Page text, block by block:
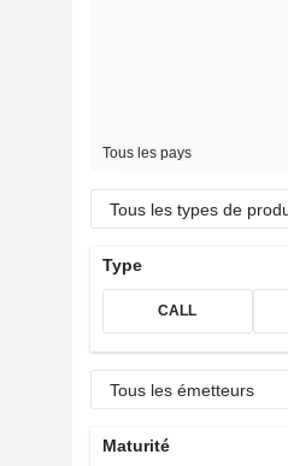
Tous les pays
Tous les types de
Type
CALL
Tous les émetteurs
Maturité